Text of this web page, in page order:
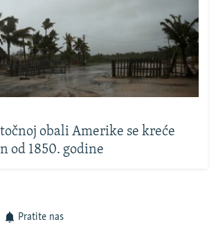
obali Amerike se kreće
od 1850. godine
Pratite nas